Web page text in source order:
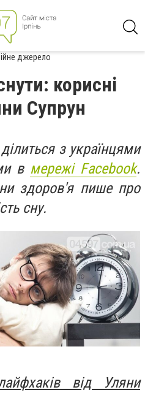
джерело
корисні
Супрун
з українцями
в мережі Facebook.
здоров'я пише про
сну.
від Уляни